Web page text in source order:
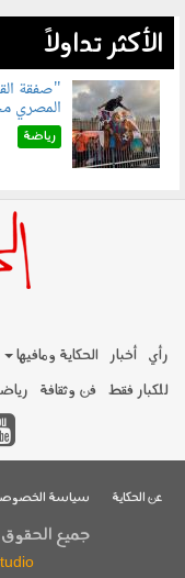
الأكثر تداولاً
070801.jpg
"صفقة
المصري
رياضة
رأي أخبار الحكاية ومافيها
للكبار فقط فن وثقافة
عن الحكاية سياسة
جميع الحقوق